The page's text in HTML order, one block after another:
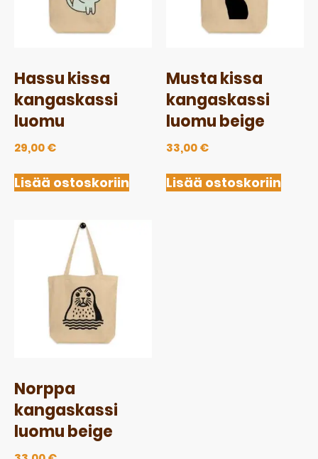
Hassu kissa
kangaskassi
luomu
29,00€
Lisää ostoskoriin
Musta kissa
kangaskassi
luomu beige
33,00€
Lisää ostoskoriin
Norppa
kangaskassi
luomu beige